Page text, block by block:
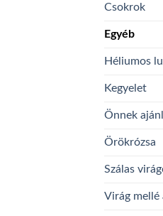
Csokrok
Egyéb
Héliumos
Kegyelet
Önnek
Örökrózsa
Szálas
Virág mellé